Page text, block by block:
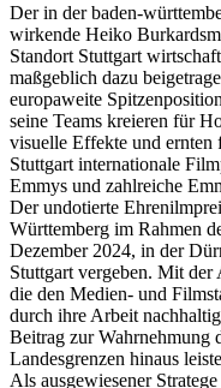
Der in der baden-
wirkende Heiko
Standort Stuttgart
maßgeblich dazu
europaweite
seine Teams kreieren für
visuelle Effekte und ernten
Stuttgart internationale
Emmys und zahlreiche
Der undotierte
Württemberg im Rahmen
Dezember 2024, in der
Stuttgart vergeben. Mit der
die den Medien- und
durch ihre Arbeit
Beitrag zur Wahrnehmung
Landesgrenzen hinaus
Als ausgewiesener